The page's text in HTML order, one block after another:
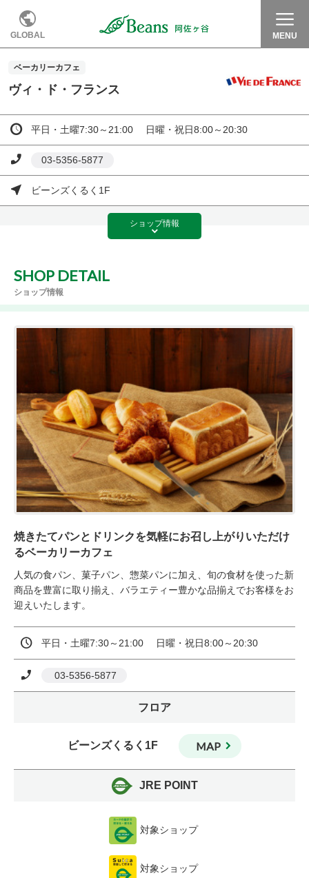
GLOBAL MENU
ベーカリーカフェ
ヴィ・ド・フランス
平日・土曜7:30～21:00 日曜・祝日8:00～20:30
03-5356-5877
ビーンズくるく1F
ショップ情報
SHOP DETAIL
ショップ情報
焼きたてパンとドリンクを気軽にお召し上がりいただけ
るベーカリーカフェ
人気の食パン、菓子パン、惣菜パンに加え、旬の食材を使った新
商品を豊富に取り揃え、バラエティー豊かな品揃えでお客様をお
迎えいたします。
平日・土曜7:30～21:00　 日曜・祝日8:00～20:30
03-5356-5877
フロア
ビーンズくるく1F MAP
JRE POINT
対象ショップ
対象ショップ